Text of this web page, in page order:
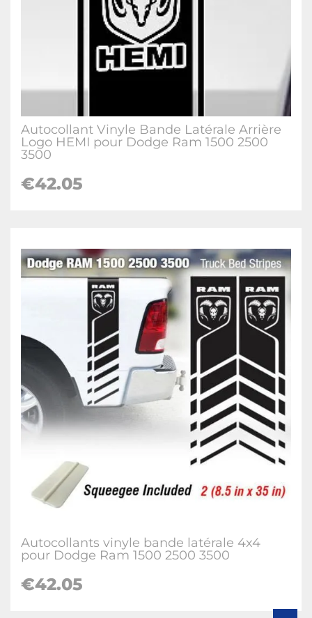
Autocollant Vinyle Bande Latérale Arrière
Logo HEMI pour Dodge Ram 1500 2500
3500
€42.05
Autocollants vinyle bande latérale 4x4
pour Dodge Ram 1500 2500 3500
€42.05